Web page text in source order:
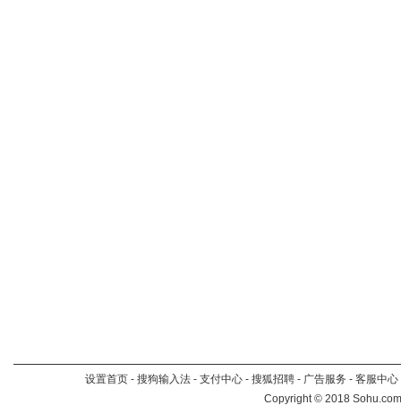
设置首页 - 搜狗输入法 - 支付中心 - 搜狐招聘 - 广告服务 - 客服中心
Copyright©2018